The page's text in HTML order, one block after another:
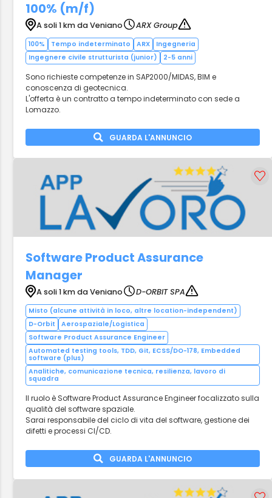
100% (m/f)
A soli 1 km da Veniano ARX Group
100% Tempo indeterminato ARX
Ingegneria
Ingegnere civile strutturista (junior)
2-5 anni
Sono richieste competenze in SAP2000/MIDAS, BIM e
conoscenza di geotecnica.
L'offerta è un contratto a tempo indeterminato con sede a
Lomazzo.
GUARDA L'ANNUNCIO
Software Product Assurance
Manager
A soli 1 km da Veniano D-ORBIT SPA
Misto (alcune attività in loco, altre location-independent)
D-Orbit
Aerospaziale/Logistica
Software Product Assurance Engineer
Automated testing tools, TDD, Git, ECSS/DO-178, Embedded
software (plus)
Analitiche, comunicazione tecnica, resilienza, lavoro di
squadra
Il ruolo è Software Product Assurance Engineer focalizzato sulla
qualità del software spaziale.
Sarai responsabile del ciclo di vita del software, gestione dei
difetti e processi CI/CD.
GUARDA L'ANNUNCIO